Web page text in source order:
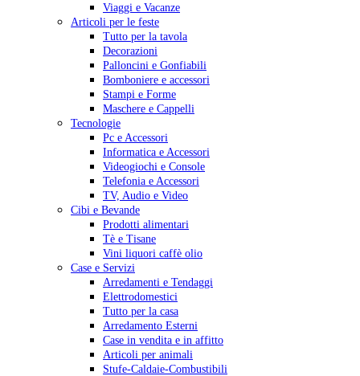
Viaggi e Vacanze
Articoli per le feste
Tutto per la tavola
Decorazioni
Palloncini e Gonfiabili
Bomboniere e accessori
Stampi e Forme
Maschere e Cappelli
Tecnologie
Pc e Accessori
Informatica e Accessori
Videogiochi e Console
Telefonia e Accessori
TV, Audio e Video
Cibi e Bevande
Prodotti alimentari
Tè e Tisane
Vini liquori caffè olio
Case e Servizi
Arredamenti e Tendaggi
Elettrodomestici
Tutto per la casa
Arredamento Esterni
Case in vendita e in affitto
Articoli per animali
Stufe-Caldaie-Combustibili